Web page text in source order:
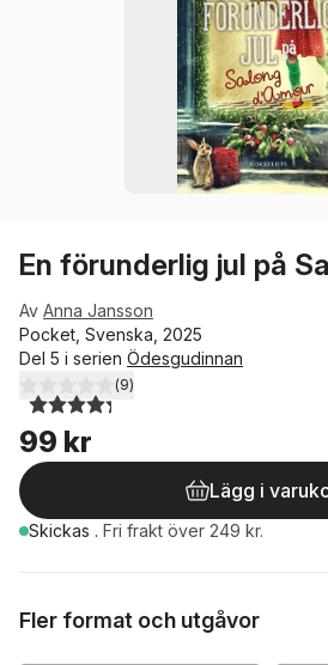
En förunderlig jul på
Av Anna Jansson
Pocket, Svenska, 2025
Del 5 i serien Ödesgudinnan
4,3utav 5 stjärnor. Totalt antal röster:
(9)
99 kr
Lägg i
Skickas . Fri frakt över 249 kr.
Fler format och utgåvor